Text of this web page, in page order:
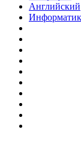
Английский